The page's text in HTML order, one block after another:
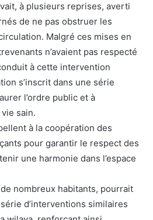
à plusieurs reprises, averti
de ne pas obstruer les
Malgré ces mises en
n’avaient pas respecté
à cette intervention
s’inscrit dans une série
l’ordre public et à
sain.
à la coopération des
pour garantir le respect des
une harmonie dans l’espace
nombreux habitants, pourrait
d’interventions similaires